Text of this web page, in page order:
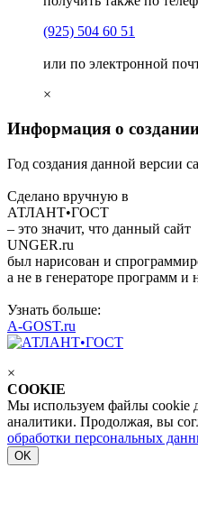
(925) 504 60 51
или по электронной
×
Информация о
Год создания данной версии
Сделано вручную в
АТЛАНТ•ГОСТ
– это значит, что данный сайт
UNGER.ru
был нарисован и
а не в генераторе программ и
Узнать больше:
A-GOST.ru
×
COOKIE
Мы используем файлы cookie
аналитики. Продолжая, вы
обработки персональных
OK